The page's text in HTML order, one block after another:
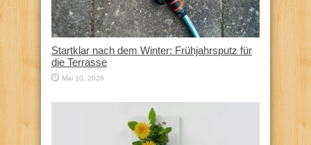
Startklar nach dem Winter: Frühjahrsputz für
die Terrasse
Mai 10, 2026